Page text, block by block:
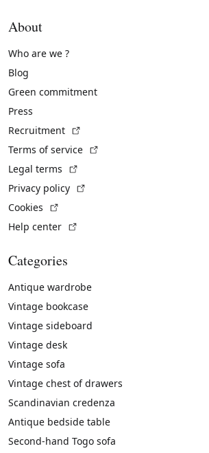
About
Who are we ?
Blog
Green commitment
Press
Recruitment
Terms of service
Legal terms
Privacy policy
Cookies
Help center
Categories
Antique wardrobe
Vintage bookcase
Vintage sideboard
Vintage desk
Vintage sofa
Vintage chest of drawers
Scandinavian credenza
Antique bedside table
Second-hand Togo sofa